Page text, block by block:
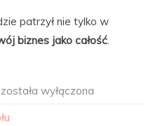
patrzył nie tylko w
biznes jako całość.
została wyłączona